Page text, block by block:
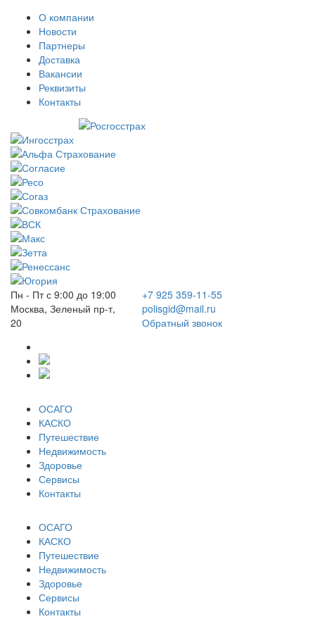
О компании
Новости
Партнеры
Доставка
Вакансии
Реквизиты
Контакты
Пн - Пт с 9:00 до 19:00
Москва, Зеленый пр-т,
20
+7 925 359-11-55
polisgid@mail.ru
Обратный звонок
ОСАГО
КАСКО
Путешествие
Недвижимость
Здоровье
Сервисы
Контакты
ОСАГО
КАСКО
Путешествие
Недвижимость
Здоровье
Сервисы
Контакты